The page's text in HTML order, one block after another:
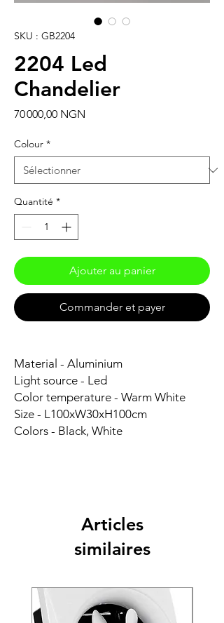
SKU : GB2204
2204 Led
Chandelier
70 000,00 NGN
Colour *
Quantité *
Ajouter au panier
Commander et payer
Material - Aluminium
Light source - Led
Color temperature - Warm White
Size - L100xW30xH100cm
Colors - Black, White
Articles
similaires